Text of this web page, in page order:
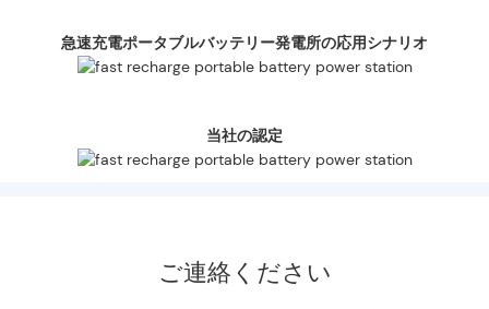
急速充電ポータブルバッテリー発電所の応用シナリオ
当社の認定
ご連絡ください